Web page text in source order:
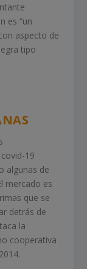
es “un
aspecto de
tipo
19
algunas de
mercado es
que se
detrás de
la
cooperativa